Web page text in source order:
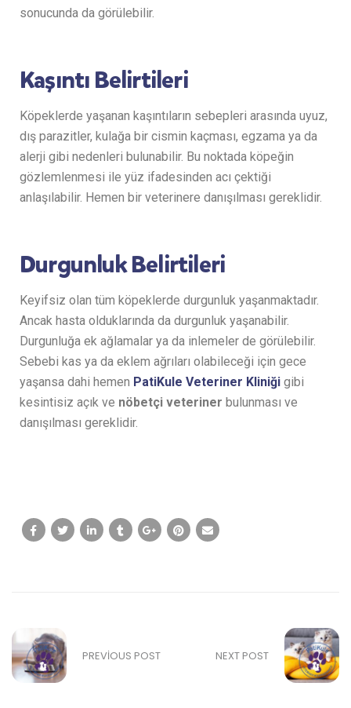
sonucunda da görülebilir.
Kaşıntı Belirtileri
Köpeklerde yaşanan kaşıntıların sebepleri arasında uyuz,
dış parazitler, kulağa bir cismin kaçması, egzama ya da
alerji gibi nedenleri bulunabilir. Bu noktada köpeğin
gözlemlenmesi ile yüz ifadesinden acı çektiği
anlaşılabilir. Hemen bir veterinere danışılması gereklidir.
Durgunluk Belirtileri
Keyifsiz olan tüm köpeklerde durgunluk yaşanmaktadır.
Ancak hasta olduklarında da durgunluk yaşanabilir.
Durgunluğa ek ağlamalar ya da inlemeler de görülebilir.
Sebebi kas ya da eklem ağrıları olabileceği için gece
yaşansa dahi hemen PatiKule Veteriner Kliniği gibi
kesintisiz açık ve nöbetçi veteriner bulunması ve
danışılması gereklidir.
PREVIOUS POST NEXT POST